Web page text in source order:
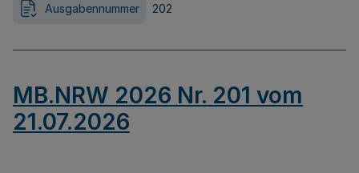
Ausgabennummer 202
MB.NRW 2026 Nr. 201 vom
21.07.2026